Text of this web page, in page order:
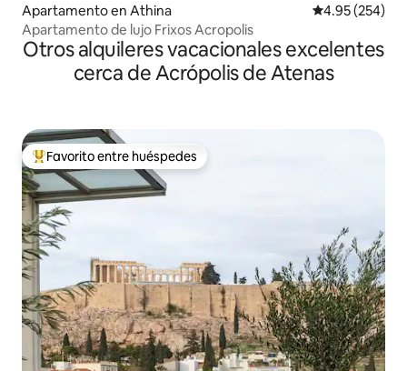
Apartamento en Athina Calificación
4.95 (254)
Apartamento de lujo Frixos Acropolis
Otros alquileres vacacionales excelentes
cerca de Acrópolis de Atenas
Favorito entre huéspedes preferido
Favorito entre huéspedes